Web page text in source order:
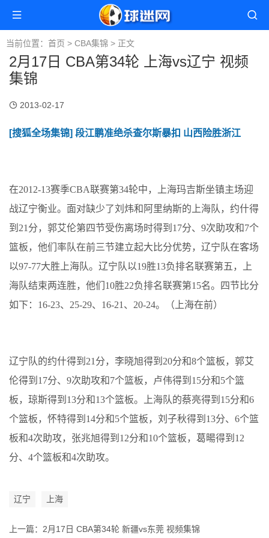
当前位置： 首页 > CBA集锦 > 正文
2月17日 CBA第34轮 上海vs辽宁 视频
集锦
2013-02-17
[搜狐全场集锦] 段江鹏准绝杀查尔斯暴扣 山西险胜浙江
在2012-13赛季CBA联赛第34轮中，上海玛吉斯坐镇主场迎
战辽宁衡业。面对缺少了刘炜和阿里纳斯的上海队，约什得
到21分，郭艾伦第四节受伤离场时得到17分、9次助攻和7个
篮板，他们率队在前三节建立起大比分优势，辽宁队在客场
以97-77大胜上海队。辽宁队以19胜13负排名联赛第五，上
海队结束两连胜，他们10胜22负排名联赛第15名。四节比分
如下：16-23、25-29、16-21、20-24。（上海在前）
辽宁队的约什得到21分，李晓旭得到20分和8个篮板，郭艾
伦得到17分、9次助攻和7个篮板，卢伟得到15分和5个篮
板，琼斯得到13分和13个篮板。上海队的蔡亮得到15分和6
个篮板，怀特得到14分和5个篮板，刘子秋得到13分、6个篮
板和4次助攻，张兆旭得到12分和10个篮板，葛暘得到12
分、4个篮板和4次助攻。
辽宁 上海
上一篇： 2月17日 CBA第34轮 新疆vs东莞 视频集锦